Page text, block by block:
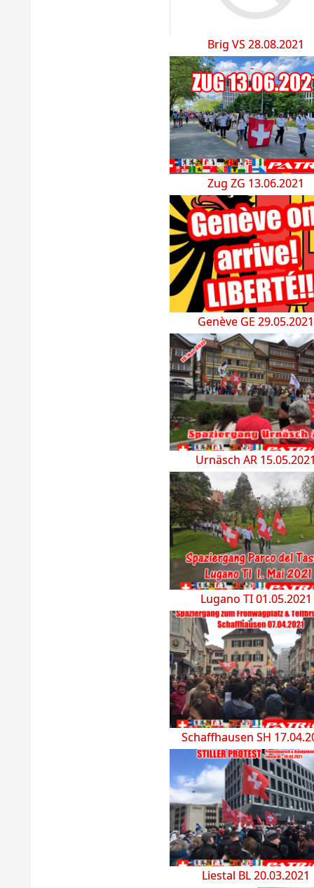
Brig VS 28.08.2021
Zug ZG 13.06.2021
Genève GE 29.05.2021
Urnäsch AR
Lugano TI 01.05.2021
Schaffhausen SH
Liestal BL 20.03.2021